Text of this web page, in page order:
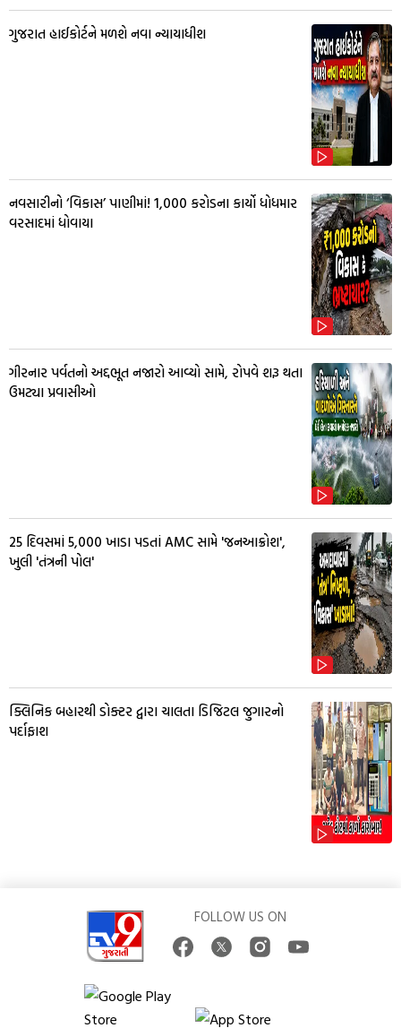
ગુજરાત હાઈકોર્ટને મળશે નવા ન્યાયાધીશ
નવસારીનો ‘વિકાસ’ પાણીમાં! ₹1,000 કરોડના કાર્યો ધોધમાર
વરસાદમાં ધોવાયા
ગીરનાર પર્વતનો અદ્દભૂત નજારો આવ્યો સામે, રોપવે શરૂ થતા
ઉમટ્યા પ્રવાસીઓ
25 દિવસમાં 5,000 ખાડા પડતાં AMC સામે 'જનઆક્રોશ',
ખુલી 'તંત્રની પોલ'
ક્લિનિક બહારથી ડોક્ટર દ્વારા ચાલતા ડિજિટલ જુગારનો
પર્દાફાશ
FOLLOW US ON